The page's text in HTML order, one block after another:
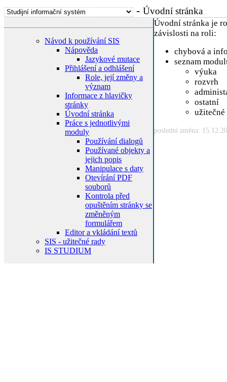
- Úvodní stránka
Návod k používání SIS
Nápověda
Jazykové mutace
Přihlášení a odhlášení
Role, její změny a
význam
Informace z hlavičky
stránky
Úvodní stránka
Práce s jednotlivými
moduly
Používání dialogů
Používané objekty a
jejich popis
Manipulace s daty
Otevírání PDF
souborů
Kontrola před
opuštěním stránky se
změněným
formulářem
Editor a vkládání textů
SIS - užitečné rady
IS STUDIUM
Úvodní stránka je
závislosti na roli:
chybová a
seznam
výuka
rozvrh
ostatní
poslední změna: